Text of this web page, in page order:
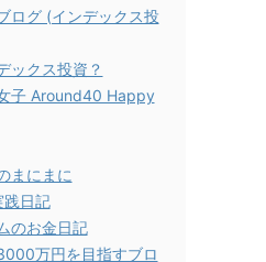
ログ (インデックス投
ックス投資？
子 Around40 Happy
まにまに
践日記
のお金日記
万円を目指すブロ